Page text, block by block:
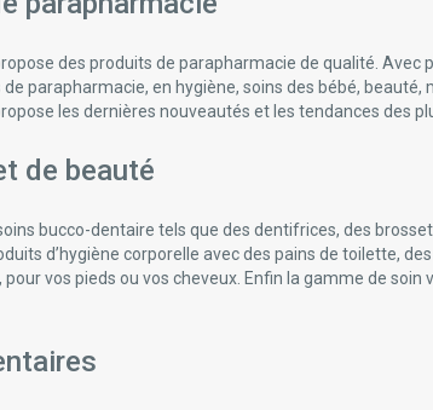
des produits de parapharmacie de qualité.
parapharmacie, en hygiène, soins des bébé,
les dernières nouveautés et les tendances des
de beauté
bucco-dentaire tels que des dentifrices, des
d’hygiène corporelle avec des pains de toilette,
vos pieds ou vos cheveux. Enfin la gamme de